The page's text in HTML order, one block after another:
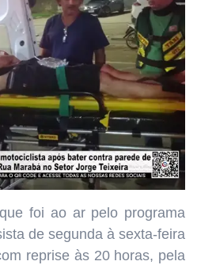
foi ao ar pelo programa
de segunda à sexta-feira
reprise às 20 horas, pela